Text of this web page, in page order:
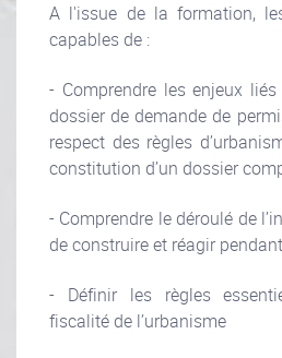
A l'issue de la formation,
capables de :
- Comprendre les enjeux
dossier de demande de
respect des règles
constitution d’un dossier
- Comprendre le déroulé de
de construire et réagir
- Définir les règles
fiscalité de l’urbanisme